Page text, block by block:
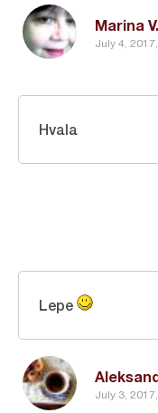
Marina
July 4,
Hvala
July 3,
Lepe